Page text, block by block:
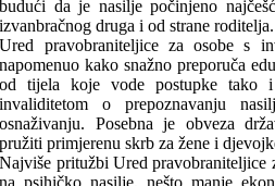
budući da je nasilje počinjeno
izvanbračnog druga i od strane roditelja.
Ured pravobraniteljice za osobe s
napomenuo kako snažno preporuča
od tijela koje vode postupke tako
invaliditetom o prepoznavanju
osnaživanju. Posebna je obveza
pružiti primjerenu skrb za žene i
Najviše pritužbi Ured pravobraniteljice
na psihičko nasilje, nešto manje